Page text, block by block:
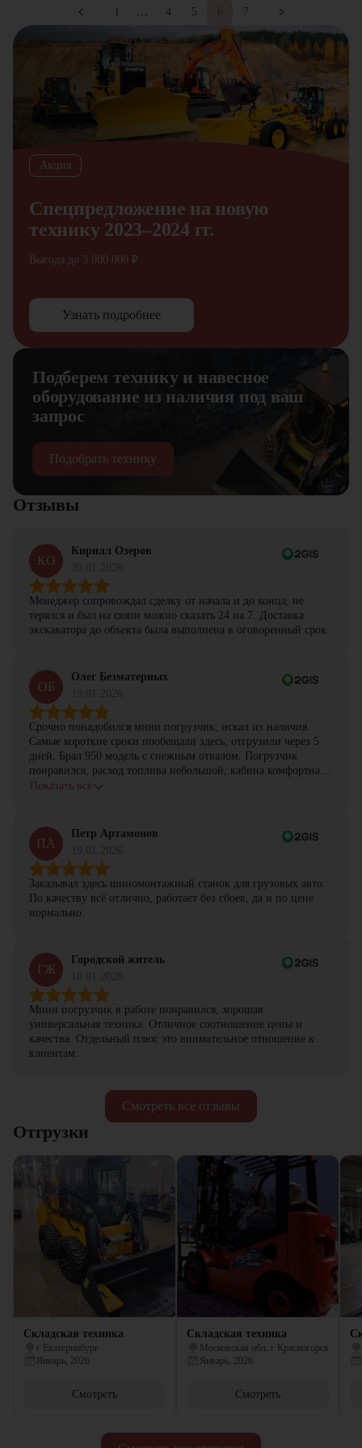
… 4 5 6 7
Акция
Спецпредложение на новую
технику 2023–2024 гг.
Выгода до 3 000 000 ₽
Узнать подробнее
Подберем технику и навесное
оборудование из наличия под ваш
запрос
Подобрать технику
Смотреть все отзывы
Отзывы
КО
Кирилл Озеров
Менеджер сопровождал сделку от начала и до конца, не
терялся и был на связи можно сказать 24 на 7. Доставка
экскаватора до объекта была выполнена в оговоренный срок.
ОБ
Олег Безматерных
Срочно понадобился мини погрузчик, искал из наличия.
Самые короткие сроки пообещали здесь, отгрузили через 5
дней. Брал 950 модель с снежным отвалом. Погрузчик
понравился, расход топлива небольшой, кабина комфортная,
с задачами справляется.
Показать все
ПА
Петр Артамонов
Заказывал здесь шиномонтажный станок для грузовых авто.
По качеству всё отлично, работает без сбоев, да и по цене
нормально.
ГЖ
Городской житель
Мини погрузчик в работе понравился, хорошая
универсальная техника. Отличное соотношение цены и
качества. Отдельный плюс это внимательное отношение к
клиентам.
Отгрузки
Складская техника
г Екатеринбург
Январь, 2026
Смотреть
Складская техника
Московская обл, г Красногорск
Январь, 2026
Смотреть